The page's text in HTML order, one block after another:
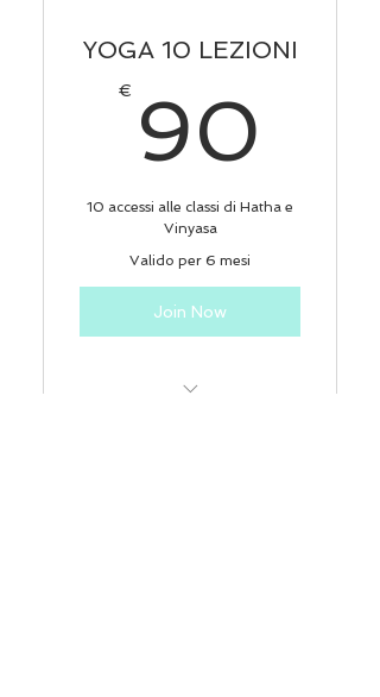
YOGA 10 LEZIONI
€ 90
10 accessi alle classi di Hatha e
Vinyasa
Valido per 6 mesi
Join Now